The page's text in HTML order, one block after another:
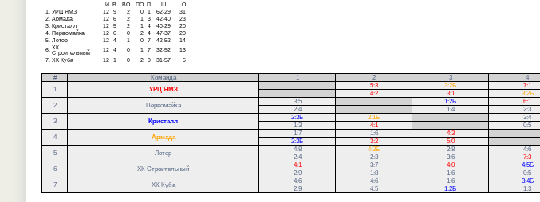
И В ВО ПО П Ш
О
1.
УРЦ ЯМЗ 12 9 2 0 1 62-29
31
2. Армада 12 6 2 1 3 42-40
23
3. Кристалл 12 5 2 1 4 40-29
20
4. Первомайка 12 6 0 2 4 47-37
20
5. Лотор 12 4 1 0 7 42-52
14
6. ХК
Строительный
12 4 0 1 7 32-52
13
7. ХК Куба 12 1 0 2 9 31-57 5
# Команда 1 2 3 4
1
УРЦ ЯМЗ
5:3 3:2Б 7:1
4:2 3:1 3:2Б
2
Первомайка
3:5 1:2Б 6:1
2:4 1:4 2:3
3
Кристалл
2:3Б 2:1Б 3:4
1:3 4:1 0:5
4
Армада
1:7 1:6 4:3
2:3Б 3:2 5:0
5
Лотор
4:8 4:3Б 2:8 4:6
2:4 2:3 3:6 7:3
6
ХК Строительный
4:1 3:7 4:0 4:5Б
2:9 1:8 1:6 0:5
7
ХК Куба
4:6 4:6 1:6 3:4Б
2:9 4:5 1:2Б 1:3